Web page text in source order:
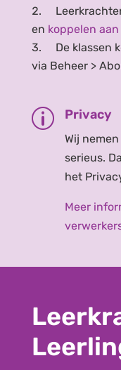
en koppelen
De klassen
via Beheer >
p Privacy
Wij
serieus.
het
Meer